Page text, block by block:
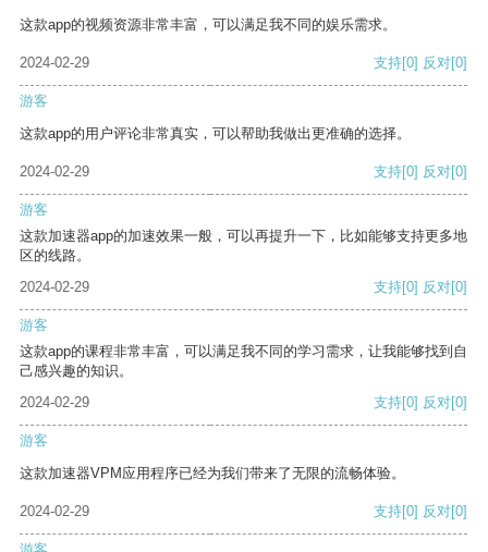
这款app的视频资源非常丰富，可以满足我不同的娱乐需求。
2024-02-29 支持[0] 反对[0]
游客
这款app的用户评论非常真实，可以帮助我做出更准确的选择。
2024-02-29 支持[0] 反对[0]
游客
这款加速器app的加速效果一般，可以再提升一下，比如能够支持更多地
区的线路。
2024-02-29
支持[0] 反对[0]
游客
这款app的课程非常丰富，可以满足我不同的学习需求，让我能够找到自
己感兴趣的知识。
2024-02-29
支持[0] 反对[0]
游客
这款加速器VPM应用程序已经为我们带来了无限的流畅体验。
2024-02-29 支持[0] 反对[0]